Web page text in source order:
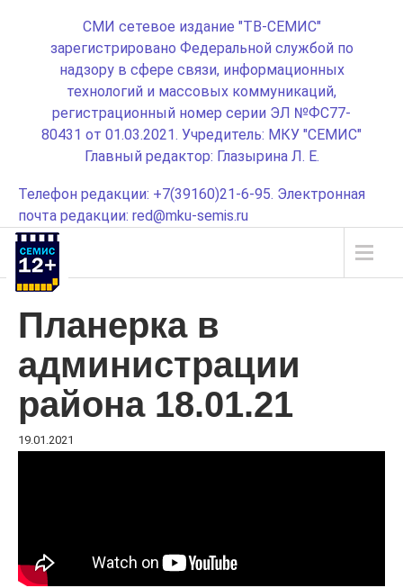
СМИ сетевое издание "ТВ-СЕМИС"
зарегистрировано Федеральной службой по
надзору в сфере связи, информационных
технологий и массовых коммуникаций,
регистрационный номер серии ЭЛ №ФС77-
80431 от 01.03.2021. Учредитель: МКУ "СЕМИС"
Главный редактор: Глазырина Л. Е.
Телефон редакции: +7(39160)21-6-95. Электронная
почта редакции: red@mku-semis.ru
Планерка в
администрации
района 18.01.21
19.01.2021